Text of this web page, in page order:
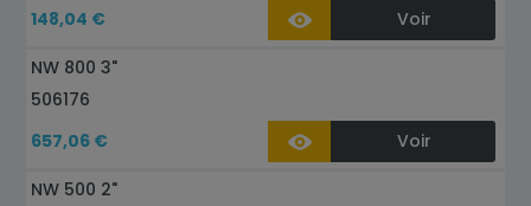
148,04 €
Voir
NW 800 3"
506176
657,06 €
Voir
NW 500 2"